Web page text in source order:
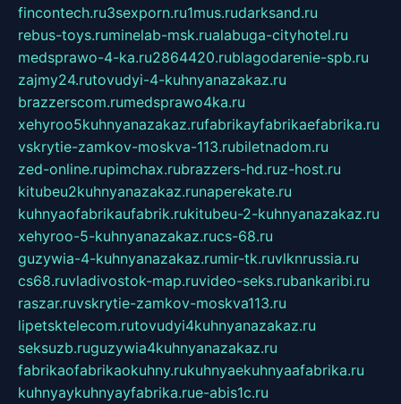
fincontech.ru3sexporn.ru1mus.rudarksand.ru
rebus-toys.ruminelab-msk.rualabuga-cityhotel.ru
medsprawo-4-ka.ru2864420.rublagodarenie-spb.ru
zajmy24.rutovudyi-4-kuhnyanazakaz.ru
brazzerscom.rumedsprawo4ka.ru
xehyroo5kuhnyanazakaz.rufabrikayfabrikaefabrika.ru
vskrytie-zamkov-moskva-113.rubiletnadom.ru
zed-online.rupimchax.rubrazzers-hd.ruz-host.ru
kitubeu2kuhnyanazakaz.runaperekate.ru
kuhnyaofabrikaufabrik.rukitubeu-2-kuhnyanazakaz.ru
xehyroo-5-kuhnyanazakaz.rucs-68.ru
guzywia-4-kuhnyanazakaz.rumir-tk.ruvlknrussia.ru
cs68.ruvladivostok-map.ruvideo-seks.rubankaribi.ru
raszar.ruvskrytie-zamkov-moskva113.ru
lipetsktelecom.rutovudyi4kuhnyanazakaz.ru
seksuzb.ruguzywia4kuhnyanazakaz.ru
fabrikaofabrikaokuhny.rukuhnyaekuhnyaafabrika.ru
kuhnyaykuhnyayfabrika.rue-abis1c.ru